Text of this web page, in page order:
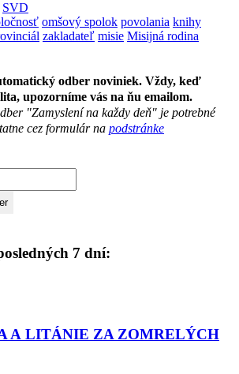
SVD
omšový spolok povolania knihy
zakladateľ misie Misijná rodina
odber noviniek. Vždy, keď
upozorníme vás na ňu emailom.
"Zamyslení na každy deň" je potrebné
cez formulár na podstránke
7 dní:
A LITÁNIE ZA ZOMRELÝCH